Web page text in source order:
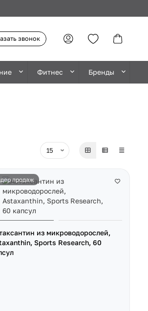
звонок
Фитнес Бренды
продаж
из микроводорослей,
Sports Research, 60